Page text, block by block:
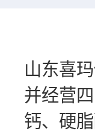
山东喜
并经营
钙、硬